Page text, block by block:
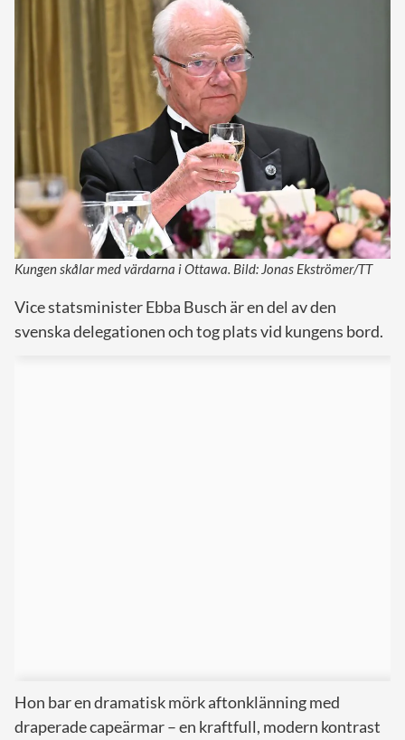
Kungen skålar med värdarna i Ottawa. Bild: Jonas Ekströmer/TT
Vice statsminister Ebba Busch är en del av den
svenska delegationen och tog plats vid kungens bord.
Hon bar en dramatisk mörk aftonklänning med
draperade capeärmar – en kraftfull, modern kontrast